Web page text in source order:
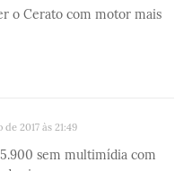
o Cerato com motor mais
2017 às 21:49
sem multimídia com